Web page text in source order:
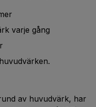
varje gång
av huvudvärk, har